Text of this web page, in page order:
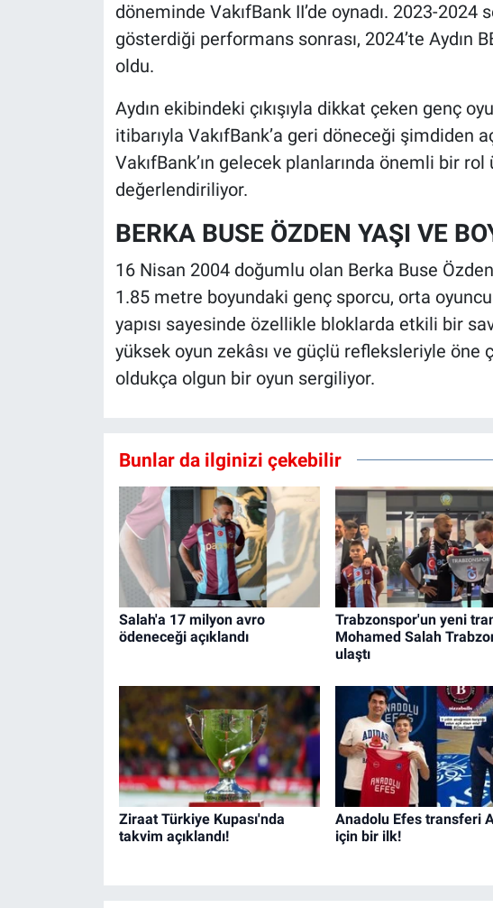
döneminde VakıfBank II’de oynadı. 2023-2024
gösterdiği performans sonrası, 2024’te Aydın
oldu.
Aydın ekibindeki çıkışıyla dikkat çeken genç
itibarıyla VakıfBank’a geri döneceği şimdiden
VakıfBank’ın gelecek planlarında önemli bir
değerlendiriliyor.
BERKA BUSE ÖZDEN YAŞI VE
16 Nisan 2004 doğumlu olan Berka Buse Özden,
1.85 metre boyundaki genç sporcu, orta
yapısı sayesinde özellikle bloklarda etkili bir
yüksek oyun zekâsı ve güçlü refleksleriyle öne
oldukça olgun bir oyun sergiliyor.
Bunlar da ilginizi çekebilir
Salah'a 17 milyon avro
ödeneceği açıklandı
Trabzonspor'un yeni
Mohamed Salah
ulaştı
Ziraat Türkiye Kupası'nda
takvim açıklandı!
Anadolu Efes transferi
için bir ilk!